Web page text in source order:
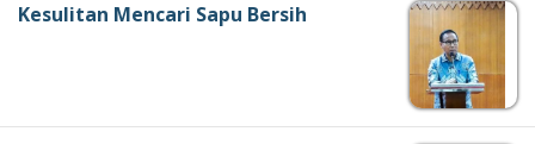
Kesulitan Mencari Sapu Bersih